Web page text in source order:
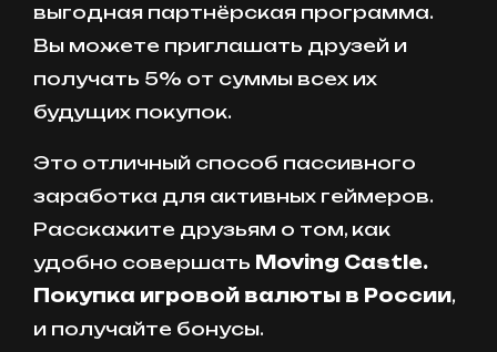
выгодная партнёрская программа.
Вы можете приглашать друзей и
получать 5% от суммы всех их
будущих покупок.
Это отличный способ пассивного
заработка для активных геймеров.
Расскажите друзьям о том, как
удобно совершать Moving Castle.
Покупка игровой валюты в России,
и получайте бонусы.